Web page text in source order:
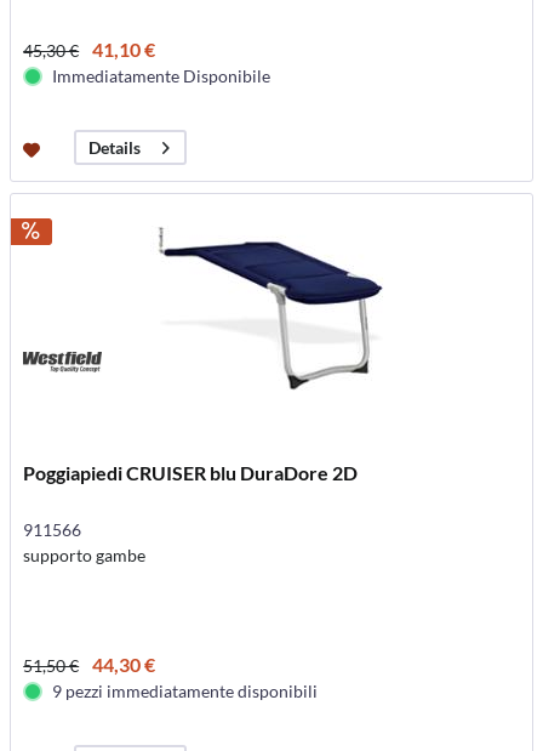
45,30 € 41,10 €
Immediatamente Disponibile
Details
Poggiapiedi CRUISER blu DuraDore 2D
911566
supporto gambe
51,50 € 44,30 €
9 pezzi immediatamente disponibili